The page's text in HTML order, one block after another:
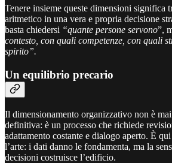
Tenere insieme queste dimensioni significa
aritmetico in una vera e propria decisione
basta chiedersi “quante persone servono”,
contesto, con quali competenze, con quali
spirito”.
Un equilibrio precario
Il dimensionamento organizzativo non è
definitiva: è un processo che richiede
adattamento costante e dialogo aperto. È
l’arte: i dati danno le fondamenta, ma la
decisioni costruisce l’edificio.